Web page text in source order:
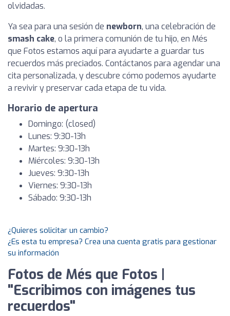
olvidadas.
Ya sea para una sesión de newborn, una celebración de
smash cake, o la primera comunión de tu hijo, en Més
que Fotos estamos aquí para ayudarte a guardar tus
recuerdos más preciados. Contáctanos para agendar una
cita personalizada, y descubre cómo podemos ayudarte
a revivir y preservar cada etapa de tu vida.
Horario de apertura
Domingo: (closed)
Lunes: 9:30-13h
Martes: 9:30-13h
Miércoles: 9:30-13h
Jueves: 9:30-13h
Viernes: 9:30-13h
Sábado: 9:30-13h
¿Quieres solicitar un cambio?
¿Es esta tu empresa? Crea una cuenta gratis para gestionar
su información
Fotos de Més que Fotos |
"Escribimos con imágenes tus
recuerdos"